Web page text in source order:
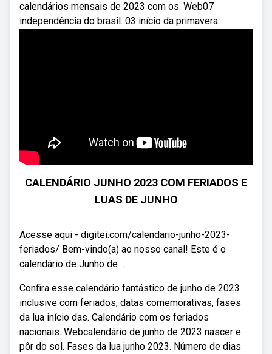
calendários mensais de 2023 com os. Web07
independência do brasil. 03 início da primavera.
CALENDÁRIO JUNHO 2023 COM FERIADOS E
LUAS DE JUNHO
Acesse aqui - digitei.com/calendario-junho-2023-
feriados/ Bem-vindo(a) ao nosso canal! Este é o
calendário de Junho de ...
Confira esse calendário fantástico de junho de 2023
inclusive com feriados, datas comemorativas, fases
da lua início das. Calendário com os feriados
nacionais. Webcalendário de junho de 2023 nascer e
pôr do sol. Fases da lua junho 2023. Número de dias